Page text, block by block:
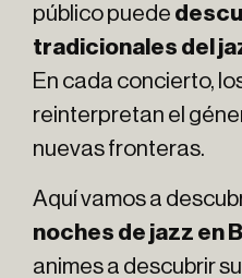
público puede
tradicionales del
En cada concierto,
reinterpretan el
nuevas fronteras.
Aquí vamos a
noches de jazz en
animes a descubrir